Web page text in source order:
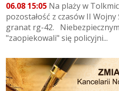
06.08 15:05 Na plaży w
pozostałość z czasów II
granat rg-42.
"zaopiekowali" się policyjni...